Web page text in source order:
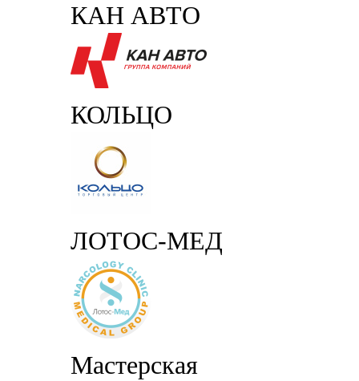
КАН АВТО
КОЛЬЦО
ЛОТОС-МЕД
Мастерская